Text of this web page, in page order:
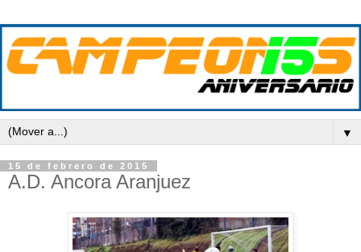
▼
15 de febrero de 2015
A.D. Ancora Aranjuez